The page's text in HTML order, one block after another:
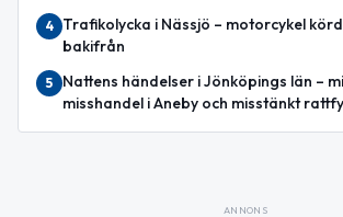
4
Trafikolycka i Nässjö – motorcykel
bakifrån
5
Nattens händelser i Jönköpings län –
misshandel i Aneby och misstänkt
ANNONS